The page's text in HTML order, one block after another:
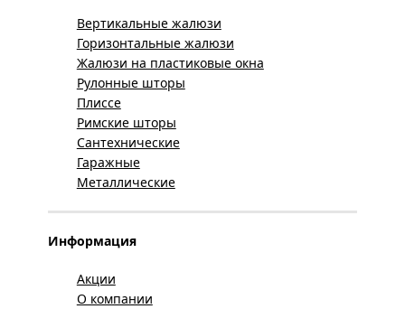
Вертикальные жалюзи
Горизонтальные жалюзи
Жалюзи на пластиковые окна
Рулонные шторы
Плиссе
Римские шторы
Сантехнические
Гаражные
Металлические
Информация
Акции
О компании